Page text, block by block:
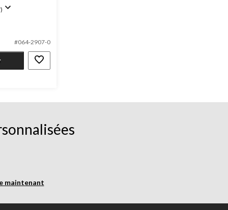
#064-2907-0
maintenant